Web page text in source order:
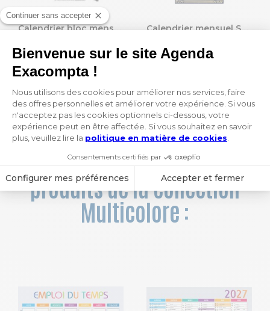
Calendrier bloc mensuel avec feuillets détachables sans support 15,5 x 28,5 cm 2027
1,70 €
Calendrier mensuel Skytos avec feuillets détachables 15,5 x 28,5 cm sur support plaque imprimée 19 x 41 cm 2027
6,30 €
1 / 13
Vous aimerez aussi ces
produits de la collection
Multicolore :